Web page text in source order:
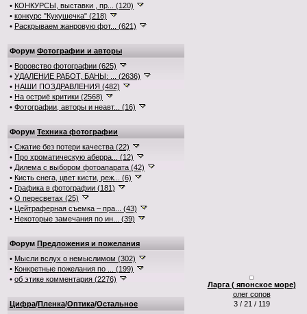
• КОНКУРСЫ, выставки , пр... (120)
• конкурс "Кукушечка" (218)
• Раскрываем жанровую фот... (621)
Форум Фотографии и авторы
• Воровство фотографии (625)
• УДАЛЕНИЕ РАБОТ, БАНЫ: ... (2636)
• НАШИ ПОЗДРАВЛЕНИЯ (482)
• На остриё критики (2568)
• Фотографии, авторы и неавт... (16)
Форум Техника фотографии
• Сжатие без потери качества (22)
• Про хроматическую аберра... (12)
• Дилема с выбором фотоапарата (42)
• Кисть снега, цвет кисти, реж... (6)
• Графика в фотографии (181)
• О пересветах (25)
• Цейтраферная съемка – пра... (43)
• Некоторые замечания по ин... (39)
Форум Предложения и пожелания
• Мысли вслух о немыслимом (302)
• Конкретные пожелания по ... (199)
• об этике комментария (2276)
Цифра/Пленка/Оптика/Остальное
Ларга ( японское море)
олег сопов
3 / 21 / 119